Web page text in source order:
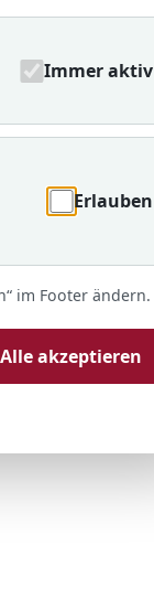
Immer aktiv
Erlauben
im Footer ändern.
Alle akzeptieren